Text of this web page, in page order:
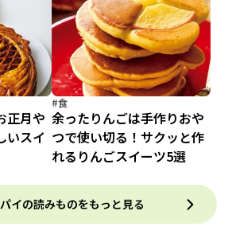
んこのおやつ」５選
正月や
いスイ
#食
余ったりんごは手作りおや
つで使い切る！サクッと作
れるりんごスイーツ5選
イの読みものをもっと見る